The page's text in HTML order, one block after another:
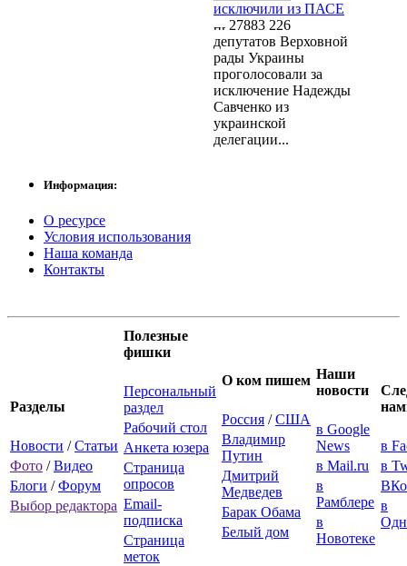
исключили из ПАСЕ
27883 226
депутатов Верховной
рады Украины
проголосовали за
исключение Надежды
Савченко из
украинской
делегации...
Информация:
О ресурсе
Условия использования
Наша команда
Контакты
Разделы
Новости /Статьи
Фото /Видео
Блоги /Форум
Выбор редактора
Полезные
фишки
Персональный
раздел
Рабочий стол
Анкета юзера
Страница
опросов
Email-
подписка
Страница
меток
О ком пишем
Россия /США
Владимир
Путин
Дмитрий
Медведев
Барак Обама
Белый дом
Наши
новости
в Google
News
в Mail.ru
в
Рамблере
в
Новотеке
в
в
в